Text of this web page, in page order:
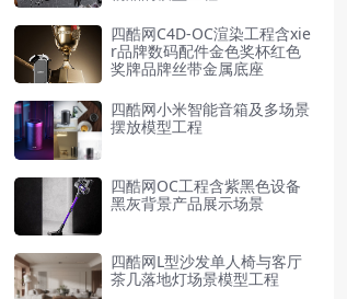
四酷网C4D-OC渲染工程含xie
r品牌数码配件金色奖杯红色
奖牌品牌丝带金属底座
四酷网小米智能音箱及多场景
摆放模型工程
四酷网OC工程含紫黑色设备
黑灰背景产品展示场景
四酷网L型沙发单人椅与客厅
茶几落地灯场景模型工程